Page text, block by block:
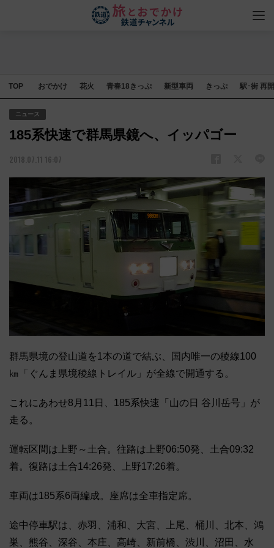
TOP おでかけ 花火 青春18きっぷ 新型車両 きっぷ 駅･街 再
ニュース
185系快速で群馬県鏡へ、イッパゴー
2018.07.11 16:07
群馬県境の登山道を1本の道で結ぶ、国内唯一の稜線100
㎞「ぐんま県境稜線トレイル」が全線で開通する。
これにあわせ8月11日、185系快速「山の日 谷川岳号」が
走る。
運転区間は上野～土合。往路は上野06:50発、土合09:32
着。復路は土合14:26発、上野17:26着。
車両は185系6両編成。座席は全車指定席。
途中停車駅は、赤羽、浦和、大宮、上尾、桶川、北本、鴻
巣、熊谷、深谷、本庄、高崎、新前橋、渋川、沼田、水